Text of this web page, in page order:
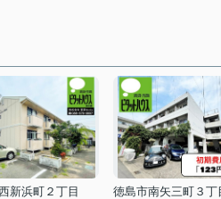
新浜町２丁目
徳島市南矢三町３丁